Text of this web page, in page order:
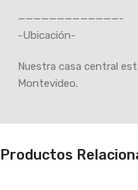
—————————————-
-Ubicación-
Nuestra casa central
Montevideo.
Productos